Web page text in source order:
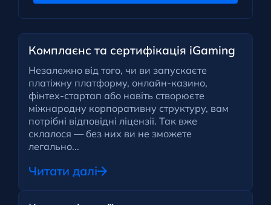
Комплаєнс та сертифікація iGaming
Незалежно від того, чи ви запускаєте
платіжну платформу, онлайн-казино,
фінтех-стартап або навіть створюєте
міжнародну корпоративну структуру, вам
потрібні відповідні ліцензії. Так вже
склалося — без них ви не зможете
легально...
Читати далі